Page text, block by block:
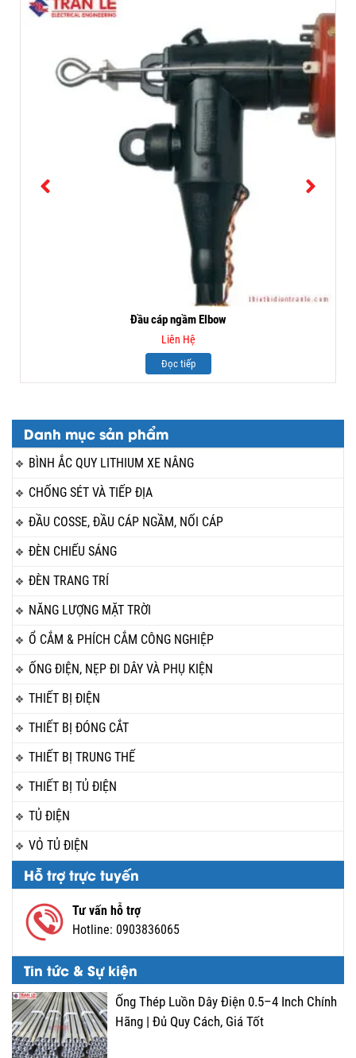
Danh mục sản phẩm
BÌNH ẮC QUY LITHIUM XE NÂNG
CHỐNG SÉT VÀ TIẾP ĐỊA
ĐẦU COSSE, ĐẦU CÁP NGẦM, NỐI CÁP
ĐÈN CHIẾU SÁNG
ĐÈN TRANG TRÍ
NĂNG LƯỢNG MẶT TRỜI
Ổ CẮM & PHÍCH CẮM CÔNG NGHIỆP
ỐNG ĐIỆN, NẸP ĐI DÂY VÀ PHỤ KIỆN
THIẾT BỊ ĐIỆN
THIẾT BỊ ĐÓNG CẮT
THIẾT BỊ TRUNG THẾ
THIẾT BỊ TỦ ĐIỆN
TỦ ĐIỆN
VỎ TỦ ĐIỆN
Hỗ trợ trực tuyến
Tư vấn hỗ trợ
Hotline: 0903836065
Tin tức & Sự kiện
Ống Thép Luồn Dây Điện 0.5–4 Inch Chính
Hãng | Đủ Quy Cách, Giá Tốt
Đầu cáp ngầm Elbow
Liên Hệ
Đọc tiếp